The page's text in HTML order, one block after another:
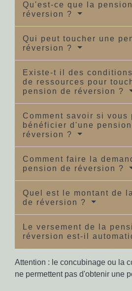
Qu'est-ce que la
réversion ?
Qui peut toucher une
réversion ?
Existe-t il des
de ressources pour
pension de réversion ?
Comment savoir si vous
bénéficier d'une
réversion ?
Comment faire la
pension de réversion ?
Quel est le montant de
de réversion ?
Le versement de la
réversion est-il
Attention : le concubinage ou la
ne permettent pas d'obtenir une